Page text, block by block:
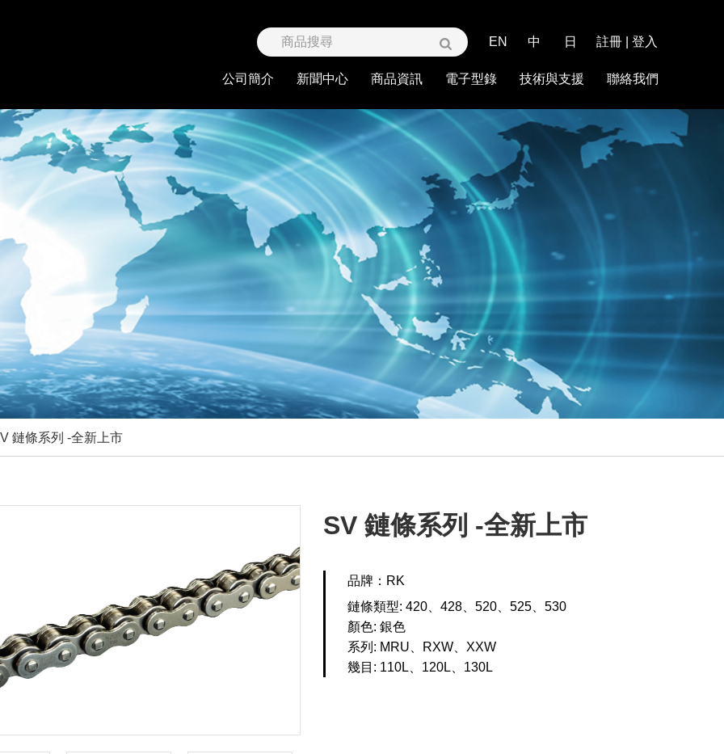
EN 中 日 註冊 登入
公司簡介 新聞中心 商品資訊 電子型錄 技術與支援 聯絡我們
鏈條系列 -全新上市
SV 鏈條系列 -全新上市
品牌：RK
鏈條類型: 420、428、520、525、530
顏色: 銀色
系列: MRU、RXW、XXW
幾目: 110L、120L、130L